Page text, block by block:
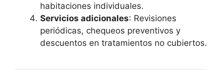
habitaciones individuales.
Servicios adicionales: Revisiones
periódicas, chequeos preventivos y
descuentos en tratamientos no cubiertos.